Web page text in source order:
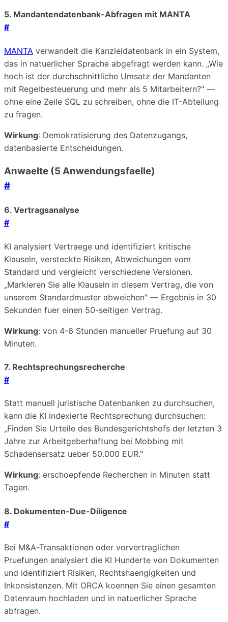
5. Mandantendatenbank-Abfragen mit MANTA
#
MANTA verwandelt die Kanzleidatenbank in ein System,
das in natuerlicher Sprache abgefragt werden kann. „Wie
hoch ist der durchschnittliche Umsatz der Mandanten
mit Regelbesteuerung und mehr als 5 Mitarbeitern?" —
ohne eine Zeile SQL zu schreiben, ohne die IT-Abteilung
zu fragen.
Wirkung: Demokratisierung des Datenzugangs,
datenbasierte Entscheidungen.
Anwaelte (5 Anwendungsfaelle)
#
6. Vertragsanalyse
#
KI analysiert Vertraege und identifiziert kritische
Klauseln, versteckte Risiken, Abweichungen vom
Standard und vergleicht verschiedene Versionen.
„Markieren Sie alle Klauseln in diesem Vertrag, die von
unserem Standardmuster abweichen" — Ergebnis in 30
Sekunden fuer einen 50-seitigen Vertrag.
Wirkung: von 4-6 Stunden manueller Pruefung auf 30
Minuten.
7. Rechtsprechungsrecherche
#
Statt manuell juristische Datenbanken zu durchsuchen,
kann die KI indexierte Rechtsprechung durchsuchen:
„Finden Sie Urteile des Bundesgerichtshofs der letzten 3
Jahre zur Arbeitgeberhaftung bei Mobbing mit
Schadensersatz ueber 50.000 EUR."
Wirkung: erschoepfende Recherchen in Minuten statt
Tagen.
8. Dokumenten-Due-Diligence
#
Bei M&A-Transaktionen oder vorvertraglichen
Pruefungen analysiert die KI Hunderte von Dokumenten
und identifiziert Risiken, Rechtshaengigkeiten und
Inkonsistenzen. Mit ORCA koennen Sie einen gesamten
Datenraum hochladen und in natuerlicher Sprache
abfragen.